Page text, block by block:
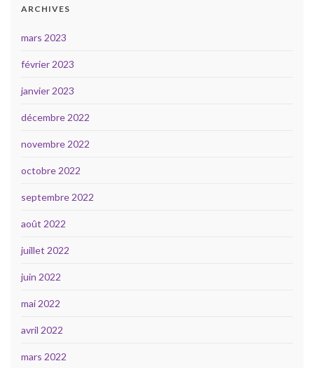
ARCHIVES
mars 2023
février 2023
janvier 2023
décembre 2022
novembre 2022
octobre 2022
septembre 2022
août 2022
juillet 2022
juin 2022
mai 2022
avril 2022
mars 2022